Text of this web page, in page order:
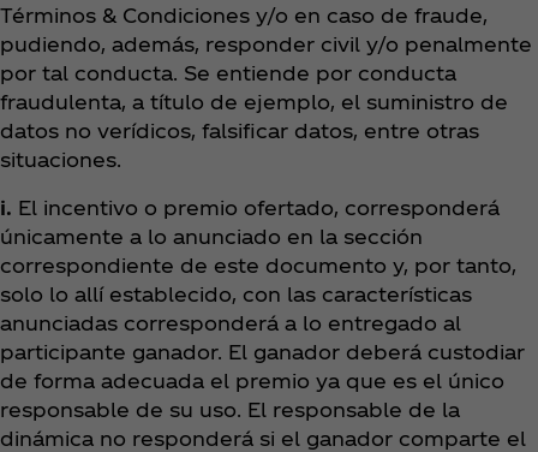
Términos & Condiciones y/o en caso de fraude,
pudiendo, además, responder civil y/o penalmente
por tal conducta. Se entiende por conducta
fraudulenta, a título de ejemplo, el suministro de
datos no verídicos, falsificar datos, entre otras
situaciones.
i. El incentivo o premio ofertado, corresponderá
únicamente a lo anunciado en la sección
correspondiente de este documento y, por tanto,
solo lo allí establecido, con las características
anunciadas corresponderá a lo entregado al
participante ganador. El ganador deberá custodiar
de forma adecuada el premio ya que es el único
responsable de su uso. El responsable de la
dinámica no responderá si el ganador comparte el